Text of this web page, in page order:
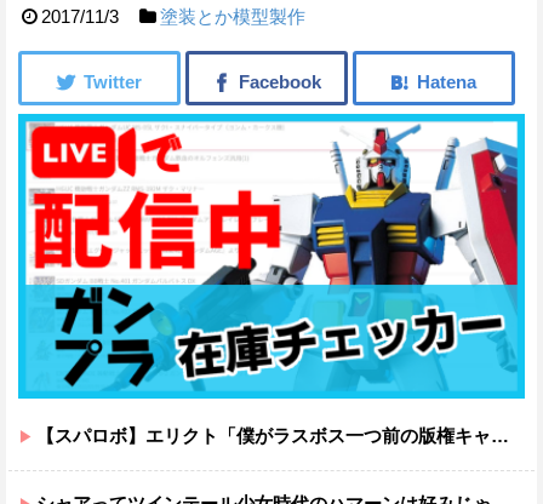
2017/11/3 塗装とか模型製作
【スパロボ】エリクト「僕がラスボス一つ前の版権キャラ最後の敵ってちょっと荷が重すぎない？」